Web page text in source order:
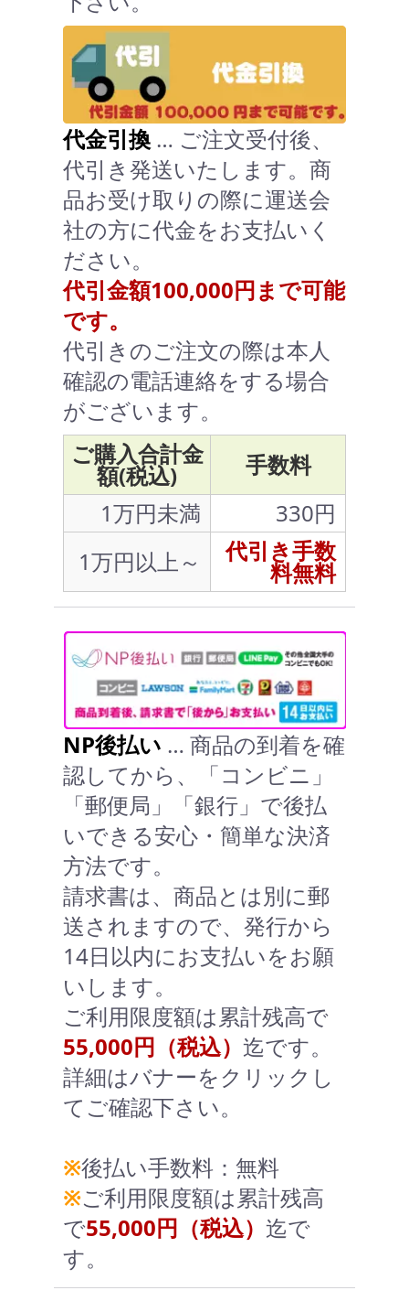
代金引換 … ご注文受付後、
代引き発送いたします。商
品お受け取りの際に運送会
社の方に代金をお支払いく
ださい。
代引金額100,000円まで可能
です。
代引きのご注文の際は本人
確認の電話連絡をする場合
がございます。
ご購入合計金
額(税込)
手数料
1万円未満
330円
1万円以上～
代引き手数
料無料
NP後払い … 商品の到着を確
認してから、「コンビニ」
「郵便局」「銀行」で後払
いできる安心・簡単な決済
方法です。
請求書は、商品とは別に郵
送されますので、発行から
14日以内にお支払いをお願
いします。
ご利用限度額は累計残高で
55,000円（税込） 迄です。
詳細はバナーをクリックし
てご確認下さい。
※後払い手数料：無料
※ご利用限度額は累計残高
で55,000円（税込） 迄で
す。